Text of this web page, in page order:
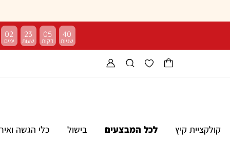
02 23 05 39
קולקציית קיץ לכל המבצעים בישול כלי הגשה